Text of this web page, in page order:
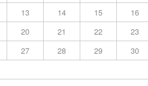
13 14 15
16
20 21 22
23
27 28 29
30